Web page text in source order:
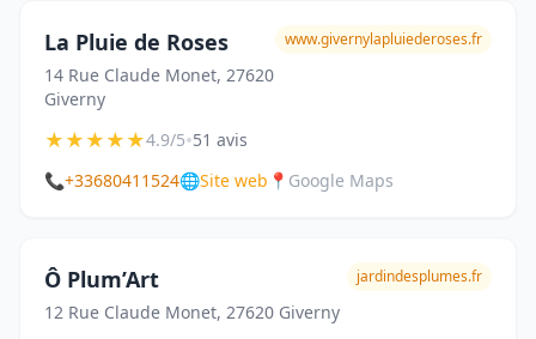
La Pluie de Roses
14 Rue Claude Monet, 27620
Giverny
www.givernylapluiederoses.fr
★★★★★4.9/5•51 avis
📞+33680411524🌐Site web 📍 Google Maps
Ô Plum’Art
12 Rue Claude Monet, 27620 Giverny
jardindesplumes.fr